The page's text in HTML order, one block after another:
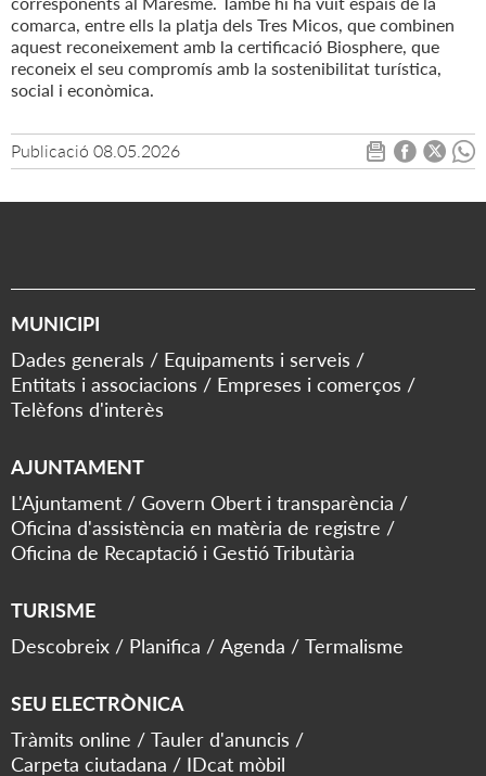
comarca, entre ells la platja dels Tres Micos, que combinen
aquest reconeixement amb la certificació Biosphere, que
reconeix el seu compromís amb la sostenibilitat turística,
social i econòmica.
Publicació 08.05.2026
MUNICIPI
Dades generals
Equipaments i serveis
Entitats i associacions
Empreses i comerços
Telèfons d'interès
AJUNTAMENT
L'Ajuntament
Govern Obert i transparència
Oficina d'assistència en matèria de registre
Oficina de Recaptació i Gestió Tributària
TURISME
Descobreix
Planifica Agenda Termalisme
SEU ELECTRÒNICA
Tràmits online
Tauler d'anuncis
Carpeta ciutadana
IDcat mòbil